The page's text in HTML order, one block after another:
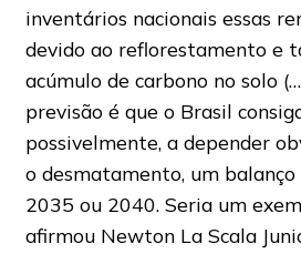
inventários nacionais essas
devido ao reflorestamento e
acúmulo de carbono no solo
previsão é que o Brasil
possivelmente, a depender
o desmatamento, um
2035 ou 2040. Seria um
afirmou Newton La Scala